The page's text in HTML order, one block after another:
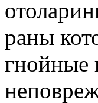
раны
гнойные